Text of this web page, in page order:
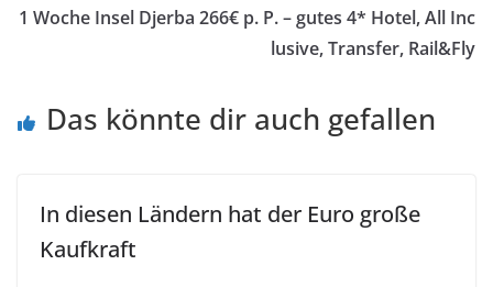
1 Woche Insel Djerba 266€ p. P. – gutes 4* Hotel, All Inc
lusive, Transfer, Rail&Fly
Das könnte dir auch gefallen
In diesen Ländern hat der Euro große
Kaufkraft